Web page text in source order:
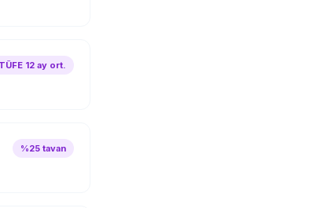
TÜFE 12 ay ort.
%25 tavan